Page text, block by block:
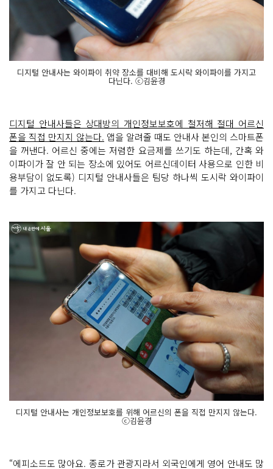
디지털 안내사는 와이파이 취약 장소를 대비해 도시락 와이파이를 가지고
다닌다. ⓒ김윤경
디지털 안내사들은 상대방의 개인정보보호에 철저해 절대 어르신
폰을 직접 만지지 않는다. 앱을 알려줄 때도 안내사 본인의 스마트폰
을 꺼낸다. 어르신 중에는 저렴한 요금제를 쓰기도 하는데, 간혹 와
이파이가 잘 안 되는 장소에 있어도 어르신데이터 사용으로 인한 비
용부담이 없도록) 디지털 안내사들은 팀당 하나씩 도시락 와이파이
를 가지고 다닌다.
디지털 안내사는 개인정보보호를 위해 어르신의 폰을 직접 만지지 않는다.
ⓒ김윤경
“에피소드도 많아요. 종로가 관광지라서 외국인에게 영어 안내도 많